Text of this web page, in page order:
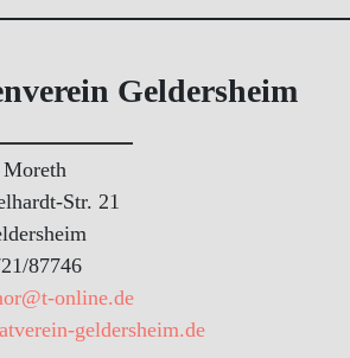
Geldersheim
Moreth
Str. 21
87746
online.de
geldersheim.de